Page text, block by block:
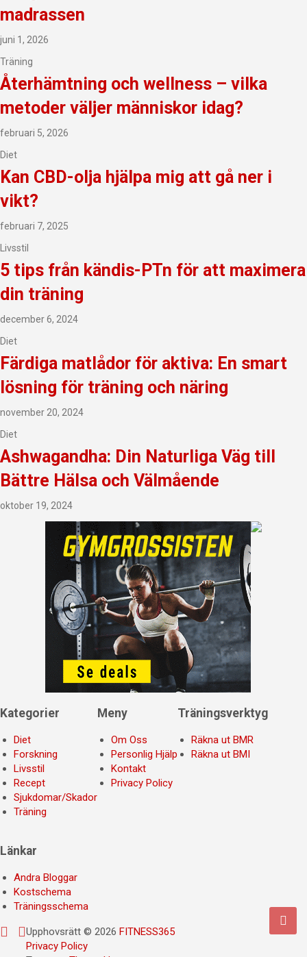
madrassen
juni 1, 2026
Träning
Återhämtning och wellness – vilka
metoder väljer människor idag?
februari 5, 2026
Diet
Kan CBD-olja hjälpa mig att gå ner i
vikt?
februari 7, 2025
Livsstil
5 tips från kändis-PTn för att maximera
din träning
december 6, 2024
Diet
Färdiga matlådor för aktiva: En smart
lösning för träning och näring
november 20, 2024
Diet
Ashwagandha: Din Naturliga Väg till
Bättre Hälsa och Välmående
oktober 19, 2024
Kategorier
Diet
Forskning
Livsstil
Recept
Sjukdomar/Skador
Träning
Meny
Om Oss
Personlig Hjälp
Kontakt
Privacy Policy
Träningsverktyg
Räkna ut BMR
Räkna ut BMI
Länkar
Andra Bloggar
Kostschema
Träningsschema
Upphovsrätt © 2026 FITNESS365
Privacy Policy